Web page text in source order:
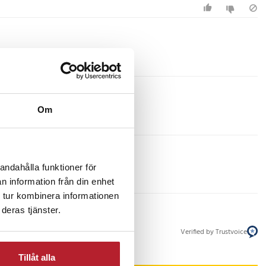
Om
funktioner för
information från din enhet
kombinera informationen
tjänster.
Tillåt alla
Verified by Trustvoice